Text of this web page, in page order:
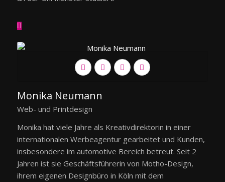
Monika Neumann
Web- und Printdesign
Monika hat viele Jahre als Kreativdirektorin in einer
internationalen Werbeagentur gearbeitet und Kunden,
insbesondere im automotive Bereich betreut. Seit 2
Jahren ist sie Geschäftsführerin von Motho-Design,
ihrem eigenen Designbüro in Köln mit dem